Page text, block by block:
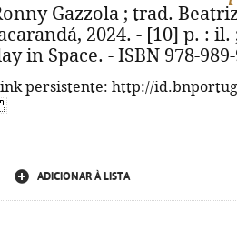
Gazzola ; trad.
2024. - [10] p. :
in Space. - ISBN 978-
persistente: http://
ADICIONAR À LISTA